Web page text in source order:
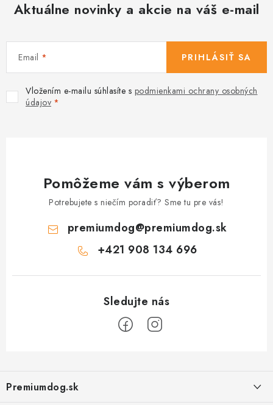
Aktuálne novinky a akcie na váš e-mail
Email
Vložením e-mailu súhlasíte s podmienkami ochrany osobných
údajov
PRIHLÁSIŤ SA
Pomôžeme vám s výberom
Potrebujete s niečím poradiť? Sme tu pre vás!
premiumdog@premiumdog.sk
+421 908 134 696
pPremiumdog.sk